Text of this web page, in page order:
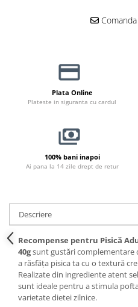
Pisică Senior
Recompense Pisici
Pernuțe
Semi-umede
Proteice
Umede
Îngrijire Pisici
Așternut Igienic Pisici
Igienă Pisici
Comanda
Plata Online
Plateste in siguranta cu cardul
100% bani inapoi
Ai pana la 14 zile drept de retur
Descriere
Recompense pentru Pisică
40gsunt gustări complementare
a răsfăța pisica ta cu o textură
Realizate din ingrediente atent
sunt ideale pentru a stimula
varietate dietei zilnice.